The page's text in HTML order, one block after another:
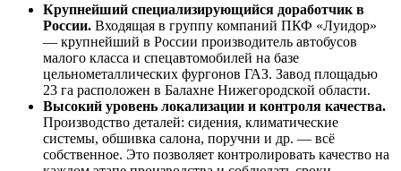
Крупнейший специализирующийся доработчик в
России. Входящая в группу компаний ПКФ «Луидор»
— крупнейший в России производитель автобусов
малого класса и спецавтомобилей на базе
цельнометаллических фургонов ГАЗ. Завод площадью
23 га расположен в Балахне Нижегородской области.
Высокий уровень локализации и контроля качества.
Производство деталей: сидения, климатические
системы, обшивка салона, поручни и др. — всё
собственное. Это позволяет контролировать качество на